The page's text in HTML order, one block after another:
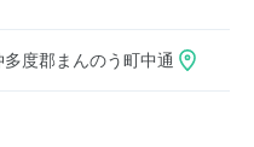
度郡まんのう町中通